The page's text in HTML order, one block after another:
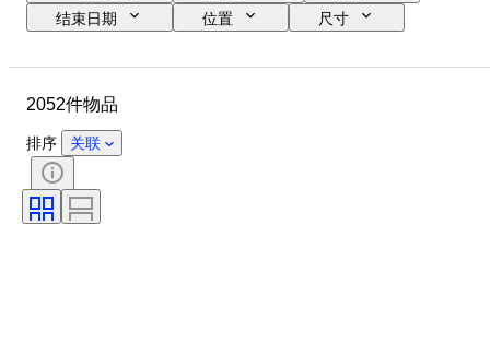
结束日期
位置
尺寸
状态
课题
颜色
报时
表壳直径
2052件物品
排序 关联